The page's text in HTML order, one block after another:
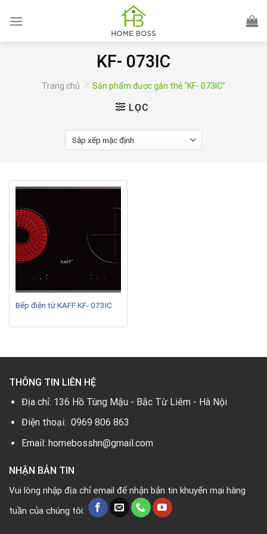
KF- 073IC
Trang chủ / Sản phẩm được gắn thẻ “KF- 073IC”
LỌC
Bếp điện từ KAFF KF- 073IC
THÔNG TIN LIÊN HỆ
Địa chỉ: 136 Hồ Tùng Mậu - Bắc Từ Liêm - Hà Nội
Điện thoại: 0969 806 863
Email: homebosshn@gmail.com
NHẬN BẢN TIN
Vui lòng nhập địa chỉ email để nhận bản tin khuyến mại hàng
tuần của chúng tôi: